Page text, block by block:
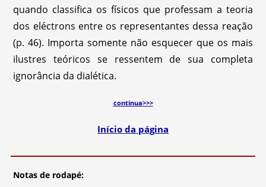
quando classifica os físicos que professam a teoria
dos eléctrons entre os representantes dessa reação
(p. 46). Importa somente não esquecer que os mais
ilustres teóricos se ressentem de sua completa
ignorância da dialética.
continua>>>
Início da página
Notas de rodapé: